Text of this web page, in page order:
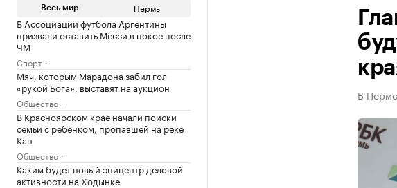
Весь мир Пермь
В Ассоциации футбола Аргентины
призвали оставить Месси в покое после
ЧМ
Спорт
Мяч, которым Марадона забил гол
«рукой Бога», выставят на аукцион
Общество
В Красноярском крае начали поиски
семьи с ребенком, пропавшей на реке
Кан
Общество
Каким будет новый эпицентр деловой
активности на Ходынке
В